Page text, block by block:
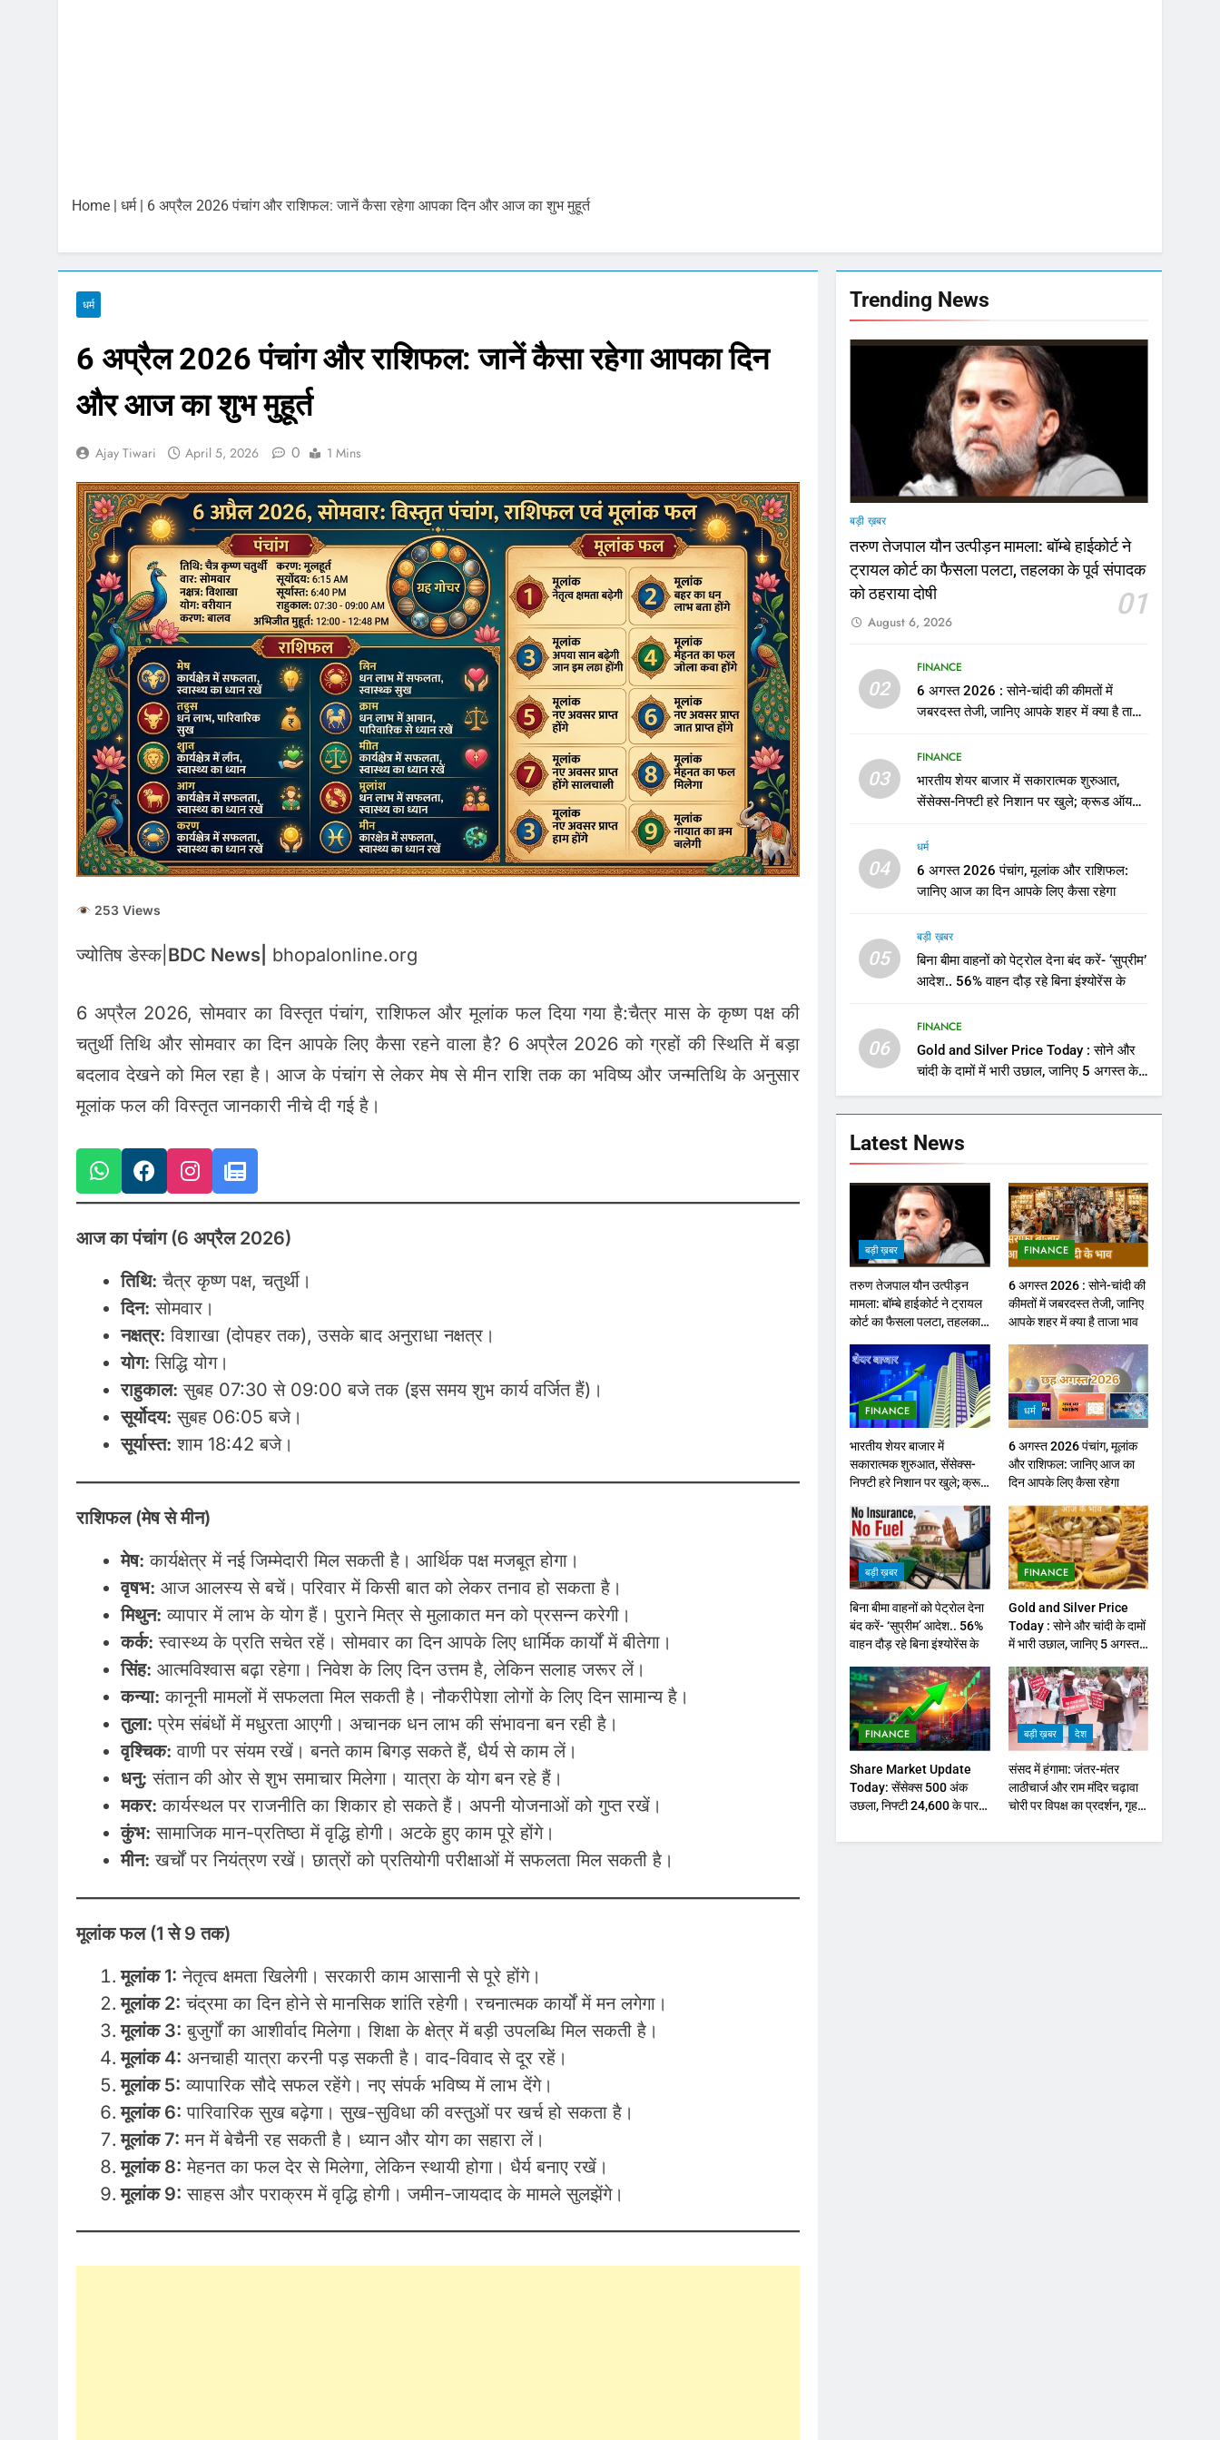
August 5, 2026
RBI Monetary Policy : रेपो रेट 5.25% पर स्थिर, होम-कार लोन लेने वालों को नहीं मिली राहत
5 अगस्त 2026 पंचांग, राशिफल और मूलांक 1 से 9 तक का संपूर्ण भविष्यफल
Home | धर्म| 6 अप्रैल 2026 पंचांग और राशिफल: जानें कैसा रहेगा आपका दिन और आज का शुभ मुहूर्त
धर्म
6 अप्रैल 2026 पंचांग और राशिफल: जानें कैसा रहेगा आपका दिन
और आज का शुभ मुहूर्त
Ajay Tiwari April 5, 2026 0 1 Mins
253 Views
ज्योतिष डेस्क| BDC News| bhopalonline.org
6 अप्रैल 2026, सोमवार का विस्तृत पंचांग, राशिफल और मूलांक फल दिया गया है:चैत्र मास के कृष्ण पक्ष की
चतुर्थी तिथि और सोमवार का दिन आपके लिए कैसा रहने वाला है? 6 अप्रैल 2026 को ग्रहों की स्थिति में बड़ा
बदलाव देखने को मिल रहा है। आज के पंचांग से लेकर मेष से मीन राशि तक का भविष्य और जन्मतिथि के अनुसार
मूलांक फल की विस्तृत जानकारी नीचे दी गई है।
आज का पंचांग (6 अप्रैल 2026)
तिथि: चैत्र कृष्ण पक्ष, चतुर्थी।
दिन: सोमवार।
नक्षत्र: विशाखा (दोपहर तक), उसके बाद अनुराधा नक्षत्र।
योग: सिद्धि योग।
राहुकाल: सुबह 07:30 से 09:00 बजे तक (इस समय शुभ कार्य वर्जित हैं)।
सूर्योदय: सुबह 06:05 बजे।
सूर्यास्त: शाम 18:42 बजे।
राशिफल (मेष से मीन)
मेष: कार्यक्षेत्र में नई जिम्मेदारी मिल सकती है। आर्थिक पक्ष मजबूत होगा।
वृषभ: आज आलस्य से बचें। परिवार में किसी बात को लेकर तनाव हो सकता है।
मिथुन: व्यापार में लाभ के योग हैं। पुराने मित्र से मुलाकात मन को प्रसन्न करेगी।
कर्क: स्वास्थ्य के प्रति सचेत रहें। सोमवार का दिन आपके लिए धार्मिक कार्यों में बीतेगा।
सिंह: आत्मविश्वास बढ़ा रहेगा। निवेश के लिए दिन उत्तम है, लेकिन सलाह जरूर लें।
कन्या: कानूनी मामलों में सफलता मिल सकती है। नौकरीपेशा लोगों के लिए दिन सामान्य है।
तुला: प्रेम संबंधों में मधुरता आएगी। अचानक धन लाभ की संभावना बन रही है।
वृश्चिक: वाणी पर संयम रखें। बनते काम बिगड़ सकते हैं, धैर्य से काम लें।
धनु: संतान की ओर से शुभ समाचार मिलेगा। यात्रा के योग बन रहे हैं।
मकर: कार्यस्थल पर राजनीति का शिकार हो सकते हैं। अपनी योजनाओं को गुप्त रखें।
कुंभ: सामाजिक मान-प्रतिष्ठा में वृद्धि होगी। अटके हुए काम पूरे होंगे।
मीन: खर्चों पर नियंत्रण रखें। छात्रों को प्रतियोगी परीक्षाओं में सफलता मिल सकती है।
मूलांक फल (1 से 9 तक)
मूलांक 1: नेतृत्व क्षमता खिलेगी। सरकारी काम आसानी से पूरे होंगे।
मूलांक 2: चंद्रमा का दिन होने से मानसिक शांति रहेगी। रचनात्मक कार्यों में मन लगेगा।
मूलांक 3: बुजुर्गों का आशीर्वाद मिलेगा। शिक्षा के क्षेत्र में बड़ी उपलब्धि मिल सकती है।
मूलांक 4: अनचाही यात्रा करनी पड़ सकती है। वाद-विवाद से दूर रहें।
मूलांक 5: व्यापारिक सौदे सफल रहेंगे। नए संपर्क भविष्य में लाभ देंगे।
मूलांक 6: पारिवारिक सुख बढ़ेगा। सुख-सुविधा की वस्तुओं पर खर्च हो सकता है।
मूलांक 7: मन में बेचैनी रह सकती है। ध्यान और योग का सहारा लें।
मूलांक 8: मेहनत का फल देर से मिलेगा, लेकिन स्थायी होगा। धैर्य बनाए रखें।
मूलांक 9: साहस और पराक्रम में वृद्धि होगी। जमीन-जायदाद के मामले सुलझेंगे।
Trending News
बड़ी ख़बर
तरुण तेजपाल यौन उत्पीड़न मामला: बॉम्बे हाईकोर्ट ने
ट्रायल कोर्ट का फैसला पलटा, तहलका के पूर्व संपादक
को ठहराया दोषी
01
August 6, 2026
02
FINANCE
6 अगस्त 2026 : सोने-चांदी की कीमतों में
जबरदस्त तेजी, जानिए आपके शहर में क्या है ताजा
03
FINANCE
भारतीय शेयर बाजार में सकारात्मक शुरुआत,
सेंसेक्स-निफ्टी हरे निशान पर खुले; क्रूड ऑयल
04
धर्म
6 अगस्त 2026 पंचांग, मूलांक और राशिफल:
जानिए आज का दिन आपके लिए कैसा रहेगा
05
बड़ी ख़बर
बिना बीमा वाहनों को पेट्राेल देना बंद करें- ‘सुप्रीम’
आदेश.. 56% वाहन दौड़ रहे बिना इंश्योरेंस के
06
FINANCE
Gold and Silver Price Today : सोने और
चांदी के दामों में भारी उछाल, जानिए 5 अगस्त के
ताजा भाव
Latest News
बड़ी ख़बर
तरुण तेजपाल यौन उत्पीड़न
मामला: बॉम्बे हाईकोर्ट ने ट्रायल
कोर्ट का फैसला पलटा, तहलका
FINANCE
6 अगस्त 2026 : सोने-चांदी की
कीमतों में जबरदस्त तेजी, जानिए
आपके शहर में क्या है ताजा भाव
FINANCE
भारतीय शेयर बाजार में
सकारात्मक शुरुआत, सेंसेक्स-
निफ्टी हरे निशान पर खुले; क्रूड
धर्म
6 अगस्त 2026 पंचांग, मूलांक
और राशिफल: जानिए आज का
दिन आपके लिए कैसा रहेगा
बड़ी ख़बर
बिना बीमा वाहनों को पेट्राेल देना
बंद करें- ‘सुप्रीम’ आदेश.. 56%
वाहन दौड़ रहे बिना इंश्योरेंस के
FINANCE
Gold and Silver Price
Today : सोने और चांदी के दामों
में भारी उछाल, जानिए 5 अगस्त
FINANCE
Share Market Update
Today: सेंसेक्स 500 अंक
उछला, निफ्टी 24,600 के पार,
बड़ी ख़बर देश
संसद में हंगामा: जंतर-मंतर
लाठीचार्ज और राम मंदिर चढ़ावा
चोरी पर विपक्ष का प्रदर्शन, गृह